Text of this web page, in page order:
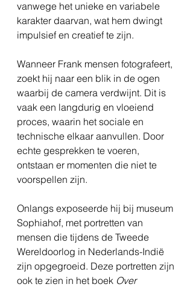
vanwege het unieke en variabele
karakter daarvan, wat hem dwingt
impulsief en creatief te zijn.
Wanneer Frank mensen fotografeert,
zoekt hij naar een blik in de ogen
waarbij de camera verdwijnt. Dit is
vaak een langdurig en vloeiend
proces, waarin het sociale en
technische elkaar aanvullen. Door
echte gesprekken te voeren,
ontstaan er momenten die niet te
voorspellen zijn.
Onlangs exposeerde hij bij museum
Sophiahof, met portretten van
mensen die tijdens de Tweede
Wereldoorlog in Nederlands-Indië
zijn opgegroeid. Deze portretten zijn
ook te zien in het boek Over